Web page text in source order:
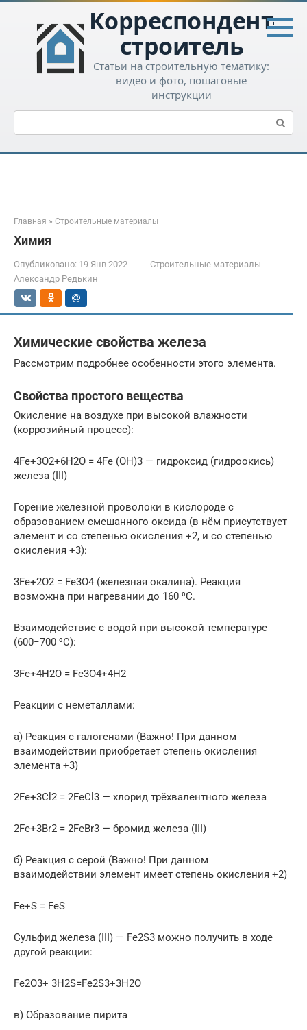
Перейти
контенту
Корреспондент-
строитель
Статьи на строительную тематику:
видео и фото, пошаговые
инструкции
Поиск:
Главная » Строительные материалы
Химия
Опубликовано: 19 Янв 2022
Строительные материалы
Александр Редькин
Химические свойства железа
Рассмотрим подробнее особенности этого элемента.
Свойства простого вещества
Окисление на воздухе при высокой влажности
(коррозийный процесс):
4Fe+3O2+6H2O = 4Fe (OH)3 — гидроксид (гидроокись)
железа (III)
Горение железной проволоки в кислороде с
образованием смешанного оксида (в нём присутствует
элемент и со степенью окисления +2, и со степенью
окисления +3):
3Fe+2O2 = Fe3O4 (железная окалина). Реакция
возможна при нагревании до 160 ⁰C.
Взаимодействие с водой при высокой температуре
(600−700 ⁰C):
3Fe+4H2O = Fe3O4+4H2
Реакции с неметаллами:
а) Реакция с галогенами (Важно! При данном
взаимодействии приобретает степень окисления
элемента +3)
2Fe+3Cl2 = 2FeCl3 — хлорид трёхвалентного железа
2Fe+3Br2 = 2FeBr3 — бромид железа (III)
б) Реакция с серой (Важно! При данном
взаимодействии элемент имеет степень окисления +2)
Fe+S = FeS
Сульфид железа (III) — Fe2S3 можно получить в ходе
другой реакции:
Fe2O3+ 3H2S=Fe2S3+3H2O
в) Образование пирита